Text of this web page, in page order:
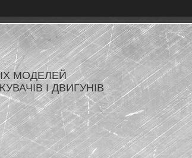
МОДЕЛЕЙ
І ДВИГУНІВ